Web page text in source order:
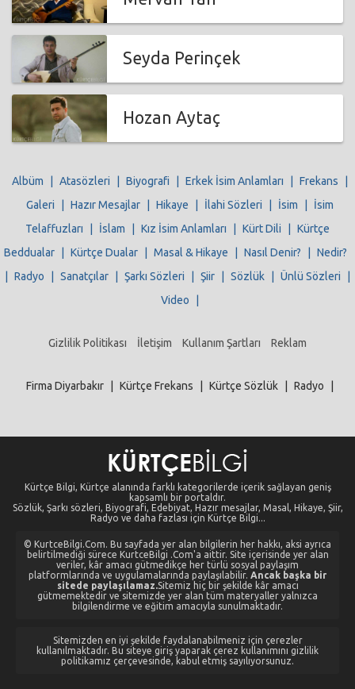
Seyda Perinçek
Hozan Aytaç
Albüm Atasözleri Biyografi Erkek İsim Anlamları Frekans
Galeri
Hazır Mesajlar Hikaye İlahi Sözleri İsim
İsim
Telaffuzları
İslam Kız İsim Anlamları Kürt Dili
Kürtçe
Beddualar
Kürtçe Dualar Masal & Hikaye Nasıl Denir?
Nedir?
Radyo Sanatçılar Şarkı Sözleri Şiir Sözlük Ünlü Sözleri
Video
Gizlilik Politikası İletişim Kullanım Şartları Reklam
Firma Diyarbakır Kürtçe Frekans Kürtçe Sözlük Radyo
Kürtçe Bilgi, Kürtçe alanında farklı kategorilerde içerik sağlayan geniş
kapsamlı bir portaldır.
Sözlük, Şarkı sözleri, Biyografi, Edebiyat, Hazır mesajlar, Masal, Hikaye, Şiir,
Radyo ve daha fazlası için Kürtçe Bilgi...
© KurtceBilgi.Com. Bu sayfada yer alan bilgilerin her hakkı, aksi ayrıca
belirtilmediği sürece KurtceBilgi .Com'a aittir. Site içerisinde yer alan
veriler, kâr amacı gütmedikçe her türlü sosyal paylaşım
platformlarında ve uygulamalarında paylaşılabilir. Ancak başka bir
sitede paylaşılamaz.Sitemiz hiç bir şekilde kâr amacı
gütmemektedir ve sitemizde yer alan tüm materyaller yalnızca
bilgilendirme ve eğitim amacıyla sunulmaktadır.
Sitemizden en iyi şekilde faydalanabilmeniz için çerezler
kullanılmaktadır. Bu siteye giriş yaparak çerez kullanımını gizlilik
politikamız çerçevesinde, kabul etmiş sayılıyorsunuz.